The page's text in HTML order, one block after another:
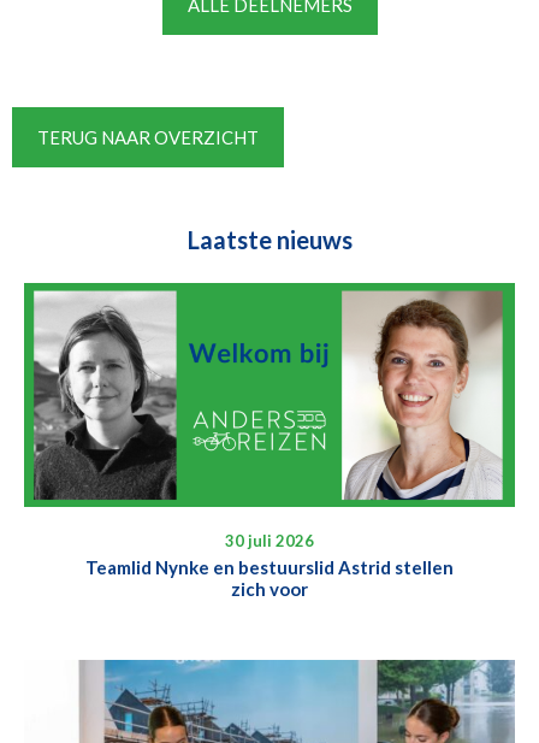
ALLE DEELNEMERS
TERUG NAAR OVERZICHT
Laatste nieuws
30 juli 2026
Teamlid Nynke en bestuurslid Astrid stellen
zich voor